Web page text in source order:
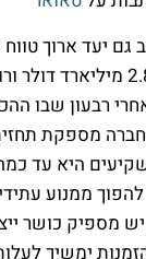
יעד ארוך
דולר ב-2028. אחרי רבעון
מספקת
היא עד
ממנוע
מספיק כושר
ימשיך